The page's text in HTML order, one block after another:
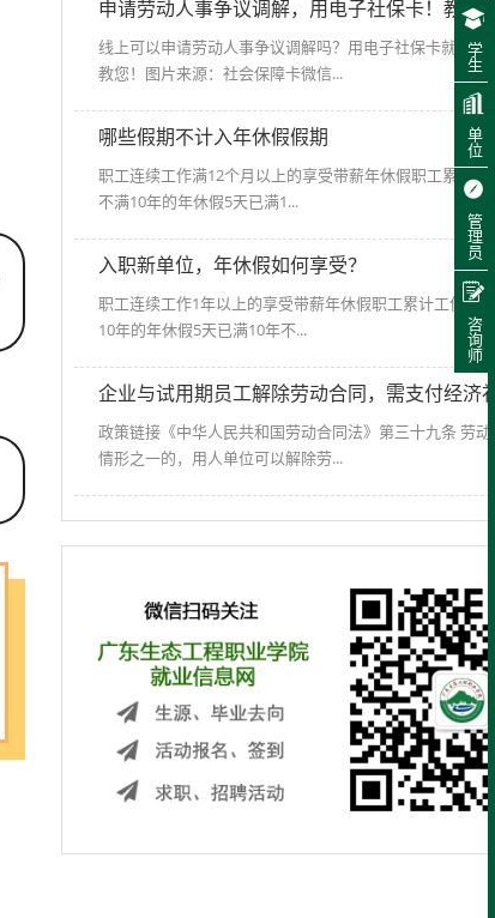
申请劳动人事争议调解，用电子社保卡！教您
线上可以申请劳动人事争议调解吗？用电子社保卡就可以
教您！图片来源：社会保障卡微信...
哪些假期不计入年休假假期
职工连续工作满12个月以上的享受带薪年休假职工累计工
不满10年的年休假5天已满1...
入职新单位，年休假如何享受？
职工连续工作1年以上的享受带薪年休假职工累计工作已
10年的年休假5天已满10年不...
企业与试用期员工解除劳动合同，需支付经济
政策链接《中华人民共和国劳动合同法》第三十九条 劳
情形之一的，用人单位可以解除劳...
学生
单位
管理员
咨询师